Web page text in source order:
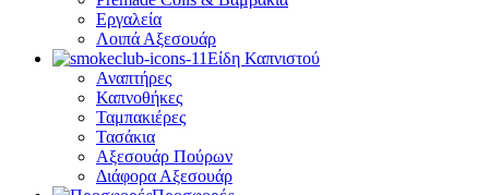
Εργαλεία
Λοιπά Αξεσουάρ
Είδη Καπνιστού
Αναπτήρες
Καπνοθήκες
Ταμπακιέρες
Τασάκια
Αξεσουάρ Πούρων
Διάφορα Αξεσουάρ